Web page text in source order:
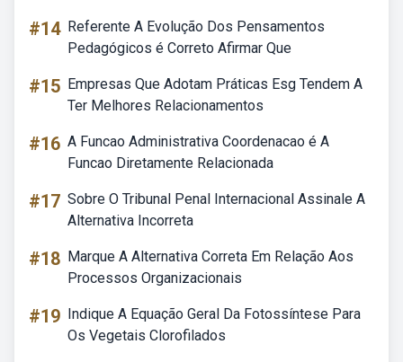
#14 Referente A Evolução Dos Pensamentos
Pedagógicos é Correto Afirmar Que
#15 Empresas Que Adotam Práticas Esg Tendem A
Ter Melhores Relacionamentos
#16 A Funcao Administrativa Coordenacao é A
Funcao Diretamente Relacionada
#17 Sobre O Tribunal Penal Internacional Assinale A
Alternativa Incorreta
#18 Marque A Alternativa Correta Em Relação Aos
Processos Organizacionais
#19 Indique A Equação Geral Da Fotossíntese Para
Os Vegetais Clorofilados